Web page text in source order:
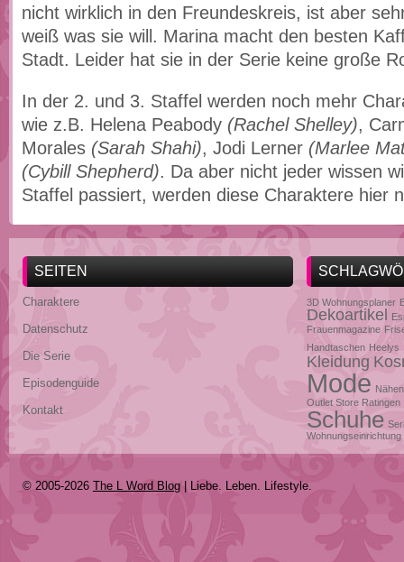
nicht wirklich in den Freundeskreis, ist aber
weiß was sie will. Marina macht den besten
Stadt. Leider hat sie in der Serie keine große
In der 2. und 3. Staffel werden noch mehr
wie z.B. Helena Peabody (Rachel Shelley),
Morales (Sarah Shahi), Jodi Lerner (Marlee
(Cybill Shepherd). Da aber nicht jeder wissen
Staffel passiert, werden diese Charaktere hier
SEITEN
Charaktere
Datenschutz
Die Serie
Episodenguide
Kontakt
3D Wohnungsplaner
Dekoartikel
Frauenmagazine
Handtaschen Heelys
Kleidung
Mode Nähen
Outlet Store Ratingen
Schuhe
Wohnungseinrichtung
© 2005-2026 The L Word Blog | Liebe. Leben. Lifestyle.